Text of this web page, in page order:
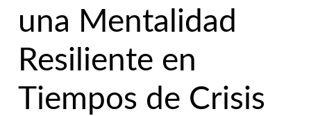
una Mentalidad
Resiliente en
Tiempos de Crisis